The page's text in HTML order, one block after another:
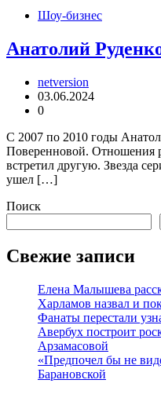
Шоу-бизнес
Анатолий
netversion
03.06.2024
0
С 2007 по 2010 годы
Поверенновой. Отношения
встретил другую. Звезда
ушел […]
Поиск
Свежие записи
Елена Малышева
Харламов назвал и
Фанаты перестали
Авербух построит
Арзамасовой
«Предпочел бы не
Барановской